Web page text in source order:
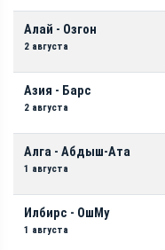
Алай - Озгон
2 августа
Азия - Барс
2 августа
Алга - Абдыш-Ата
1 августа
Илбирс - ОшМу
1 августа